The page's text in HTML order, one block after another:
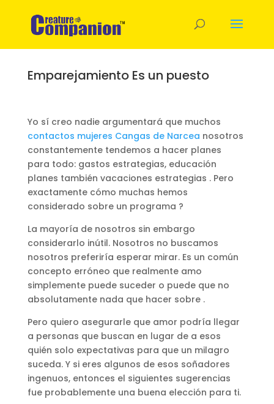
Emparejamiento Es un puesto
Yo sí creo nadie argumentará que muchos
contactos mujeres Cangas de Narcea nosotros
constantemente tendemos a hacer planes
para todo: gastos estrategias, educación
planes también vacaciones estrategias . Pero
exactamente cómo muchas hemos
considerado sobre un programa ?
La mayoría de nosotros sin embargo
considerarlo inútil. Nosotros no buscamos
nosotros preferiría esperar mirar. Es un común
concepto erróneo que realmente amo
simplemente puede suceder o puede que no
absolutamente nada que hacer sobre .
Pero quiero asegurarle que amor podría llegar
a personas que buscan en lugar de a esos
quién solo expectativas para que un milagro
suceda. Y si eres algunos de esos soñadores
ingenuos, entonces el siguientes sugerencias
fue probablemente una buena elección para ti.